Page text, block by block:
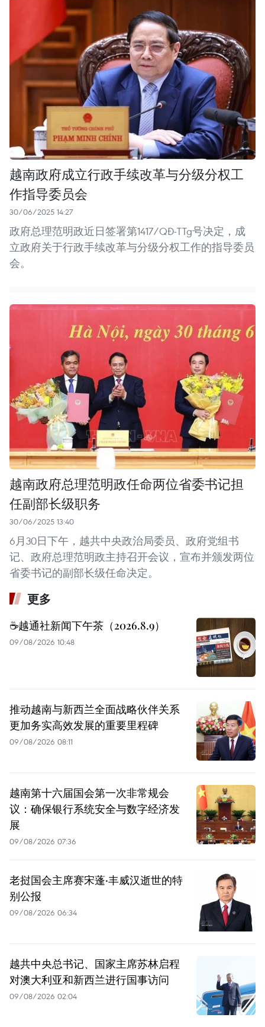
越南政府成立行政手续改革与分级分权工
作指导委员会
30/06/2025 14:27
政府总理范明政近日签署第1417/QĐ-TTg号决定，成
立政府关于行政手续改革与分级分权工作的指导委员
会。
越南政府总理范明政任命两位省委书记担
任副部长级职务
30/06/2025 13:40
6月30日下午，越共中央政治局委员、政府党组书
记、政府总理范明政主持召开会议，宣布并颁发两位
省委书记的副部长级任命决定。
更多
☕️越通社新闻下午茶（2026.8.9）
09/08/2026 10:48
推动越南与新西兰全面战略伙伴关系
更加务实高效发展的重要里程碑
09/08/2026 08:11
越南第十六届国会第一次非常规会
议：确保银行系统安全与数字经济发
展
09/08/2026 07:36
老挝国会主席赛宋蓬·丰威汉逝世的特
别公报
09/08/2026 06:34
越共中央总书记、国家主席苏林启程
对澳大利亚和新西兰进行国事访问
09/08/2026 02:04